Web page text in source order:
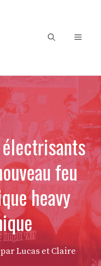
Menu
feu
heavy
par Lucas et Claire